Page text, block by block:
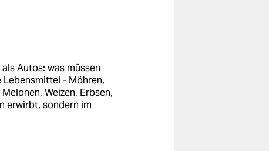
Autos: was müssen
Lebensmittel - Möhren,
Weizen, Erbsen,
erwirbt, sondern im